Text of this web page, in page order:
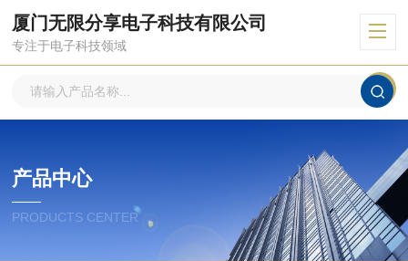
厦门无限分享电子科技有限公司
专注于电子科技领域
产品中心
PRODUCTS CENTER